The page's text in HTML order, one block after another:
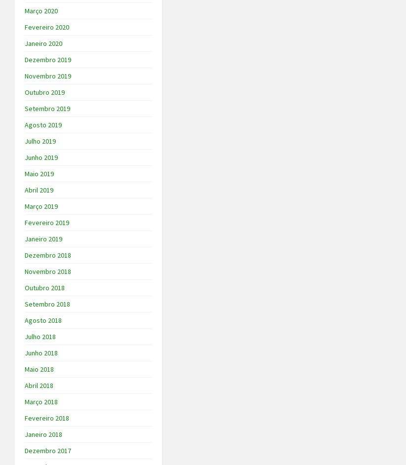
Março 2020
Fevereiro 2020
Janeiro 2020
Dezembro 2019
Novembro 2019
Outubro 2019
Setembro 2019
Agosto 2019
Julho 2019
Junho 2019
Maio 2019
Abril 2019
Março 2019
Fevereiro 2019
Janeiro 2019
Dezembro 2018
Novembro 2018
Outubro 2018
Setembro 2018
Agosto 2018
Julho 2018
Junho 2018
Maio 2018
Abril 2018
Março 2018
Fevereiro 2018
Janeiro 2018
Dezembro 2017